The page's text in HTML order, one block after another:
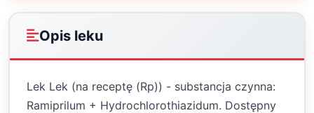
Opis leku
Lek Lek (na receptę (Rp)) - substancja czynna:
Ramiprilum + Hydrochlorothiazidum. Dostępny